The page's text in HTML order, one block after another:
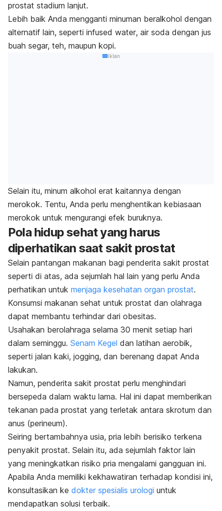
prostat stadium lanjut.
Lebih baik Anda mengganti minuman beralkohol dengan
alternatif lain, seperti infused water, air soda dengan jus
buah segar, teh, maupun kopi.
Iklan
Selain itu, minum alkohol erat kaitannya dengan
merokok. Tentu, Anda perlu menghentikan kebiasaan
merokok untuk mengurangi efek buruknya.
Pola hidup sehat yang harus
diperhatikan saat sakit prostat
Selain pantangan makanan bagi penderita sakit prostat
seperti di atas, ada sejumlah hal lain yang perlu Anda
perhatikan untuk menjaga kesehatan organ prostat.
Konsumsi makanan sehat untuk prostat dan olahraga
dapat membantu terhindar dari obesitas.
Usahakan berolahraga selama 30 menit setiap hari
dalam seminggu. Senam Kegel dan latihan aerobik,
seperti jalan kaki, jogging, dan berenang dapat Anda
lakukan.
Namun, penderita sakit prostat perlu menghindari
bersepeda dalam waktu lama. Hal ini dapat memberikan
tekanan pada prostat yang terletak antara skrotum dan
anus (perineum).
Seiring bertambahnya usia, pria lebih berisiko terkena
penyakit prostat. Selain itu, ada sejumlah faktor lain
yang meningkatkan risiko pria mengalami gangguan ini.
Apabila Anda memiliki kekhawatiran terhadap kondisi ini,
konsultasikan ke dokter spesialis urologi untuk
mendapatkan solusi terbaik.